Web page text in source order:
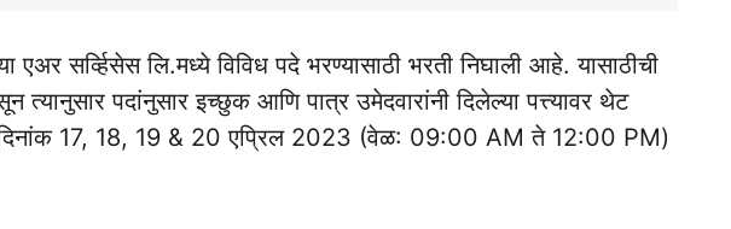
एअर सर्व्हिसेस लि.मध्ये विविध पदे भरण्यासाठी भरती निघाली आहे. यासाठीची
पदांनुसार इच्छुक आणि पात्र उमेदवारांनी दिलेल्या पत्त्यावर थेट
दिनांक 17, 18, 19 & 20 एप्रिल 2023 (वेळ: 09:00 AM ते 12:00 PM)